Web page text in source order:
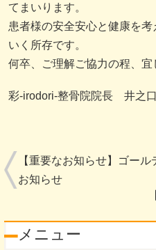
てまいります。
患者様の安全安心と健康を
いく所存です。
何卒、ご理解ご協力の程、宜
彩-irodori-整骨院院長 井之
【重要なお知らせ】ゴー
お知らせ
メニュー